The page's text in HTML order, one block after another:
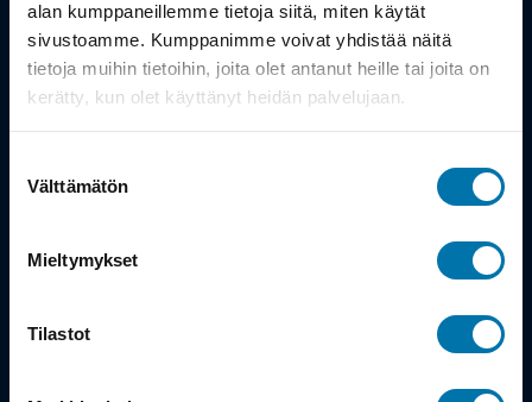
alan kumppaneillemme tietoja siitä, miten käytät
sivustoamme. Kumppanimme voivat yhdistää näitä
tietoja muihin tietoihin, joita olet antanut heille tai joita on
kerätty, kun olet käyttänyt heidän palvelujaan.
valinta
Välttämätön
Mieltymykset
Tilastot
Toimitus
Takuu ja palautukset